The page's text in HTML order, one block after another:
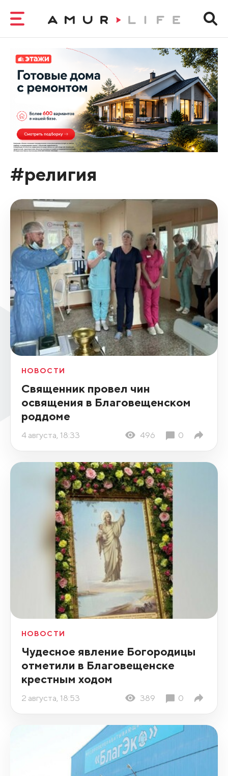
#религия
НОВОСТИ
Священник провел чин
освящения в Благовещенском
роддоме
4 августа, 18:33 496 0
НОВОСТИ
Чудесное явление Богородицы
отметили в Благовещенске
крестным ходом
2 августа, 18:53 389 0